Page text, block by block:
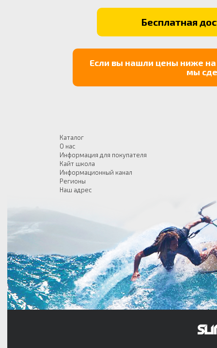
Бесплатная
Если вы нашли цены ниже
мы
Каталог
О нас
Информация для покупателя
Кайт школа
Информационный канал
Регионы
Наш адрес